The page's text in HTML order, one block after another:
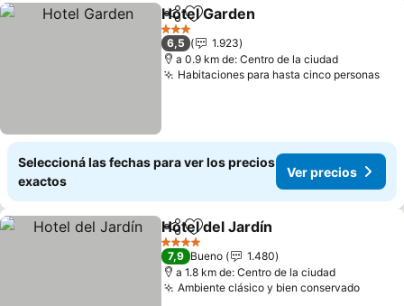
CompartirAñadir a favoritos
Hotel Garden
3 Estrellas
6,5
1.923
a 0.9 km de: Centro de la ciudad
Habitaciones para hasta cinco personas
Seleccioná las fechas para ver los precios
exactos
Ver precios
CompartirAñadir a favoritos
Hotel del Jardín
4 Estrellas
7,9 Bueno
1.480
a 1.8 km de: Centro de la ciudad
Ambiente clásico y bien conservado